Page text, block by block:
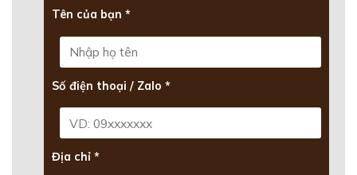
Tên của bạn *
Số điện thoại / Zalo *
Địa chỉ *